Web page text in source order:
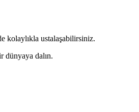
kolaylıkla ustalaşabilirsiniz.
dünyaya dalın.